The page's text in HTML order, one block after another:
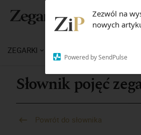
Zezwól na
nowych
Powered by SendPulse
ZEGARKI
Słownik pojęć
Powrót do słownika